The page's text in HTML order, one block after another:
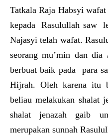
Tatkala Raja Habsyi
kepada Rasulullah saw
Najasyi telah wafat.
seorang mu’min dan dia
berbuat baik pada para
Hijrah. Oleh karena itu
beliau melakukan shalat
shalat jenazah gaib
merupakan sunnah